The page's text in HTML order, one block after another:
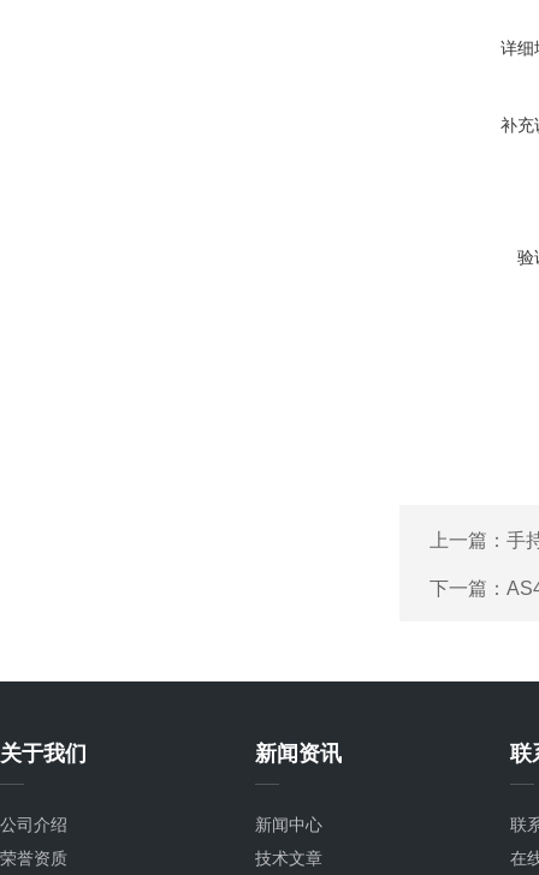
详细
补充
验
上一篇： 手
下一篇：
关于我们
公司介绍
荣誉资质
新闻资讯
新闻中心
技术文章
联
联
在